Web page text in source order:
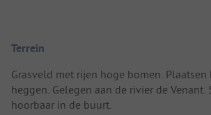
Terrein
Grasveld met rijen hoge bomen.
heggen. Gelegen aan de rivier de Venant.
hoorbaar in de buurt.